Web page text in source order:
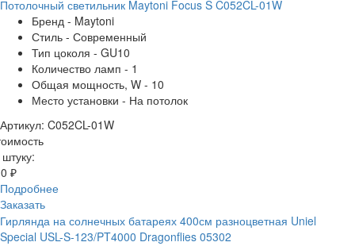
Потолочный светильник Maytoni Focus S C052CL-01W
Бренд - Maytoni
Стиль - Современный
Тип цоколя - GU10
Количество ламп - 1
Общая мощность, W - 10
Место установки - На потолок
Артикул: C052CL-01W
₽
Подробнее
Заказать
Гирлянда на солнечных батареях 400см разноцветная Uniel
Special USL-S-123/PT4000 Dragonflies 05302